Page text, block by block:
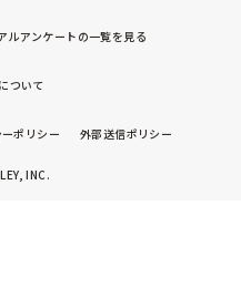
。
ルアンケートの一覧を見る
ついて
ポリシー 外部送信ポリシー
INC.